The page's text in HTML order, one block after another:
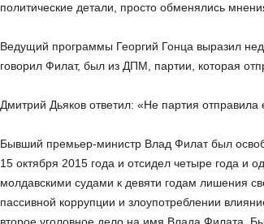
политические детали, просто обменялись
Ведущий программы Георгий Гонца выразил
говорил Филат, был из ДПМ, партии, которая
Дмитрий Дьяков ответил: «Не партия отправила
Бывший премьер-министр Влад Филат был
15 октября 2015 года и отсидел четыре года и
молдавскими судами к девяти годам лишения
пассивной коррупции и злоупотреблении